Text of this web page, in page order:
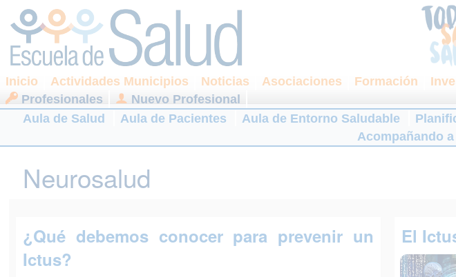
Inicio Actividades Municipios Noticias Asociaciones Formación
Profesionales
Nuevo Profesional
Aula de Salud
Aula de Pacientes Aula de Entorno Saludable
Acompañando
Neurosalud
¿Qué debemos conocer para prevenir un
Ictus?
El